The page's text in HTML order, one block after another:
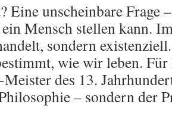
Eine unscheinbare Frage
Mensch stellen kann.
sondern
wie wir leben.
des 13.
– sondern der